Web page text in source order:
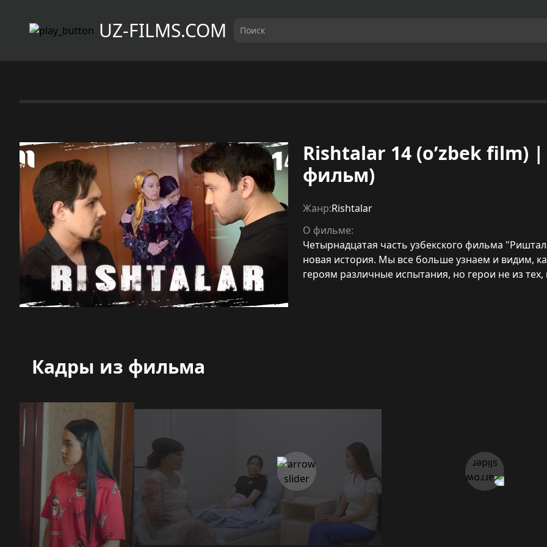
UZ-FILMS.COM
Rishtalar 14 (o’zbek film)
фильм)
Жанр:Rishtalar
О фильме:
Четырнадцатая часть узбекского фильма
новая история. Мы все больше узнаем и видим,
героям различные испытания, но герои не из
Кадры из фильма